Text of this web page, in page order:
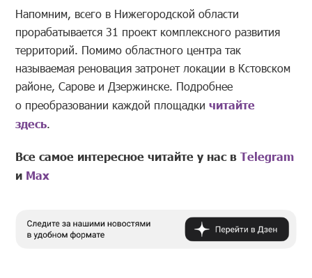
Напомним, всего в Нижегородской области
прорабатывается 31 проект комплексного развития
территорий. Помимо областного центра так
называемая реновация затронет локации в Кстовском
районе, Сарове и Дзержинске. Подробнее
о преобразовании каждой площадкичитайте
здесь.
Все самое интересное читайте у нас вTelegram
и Mах